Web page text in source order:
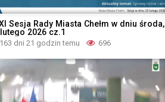
Sesja Rady Miasta Chełm w dniu środa,
2026 cz.1
163 dni 21 godzin temu 696